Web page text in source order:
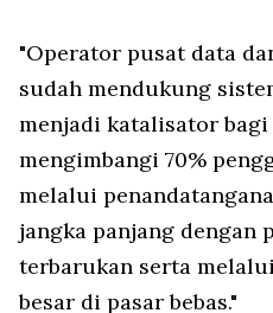
"Operator pusat data
sudah mendukung
menjadi katalisator
mengimbangi 70%
melalui
jangka panjang dengan
terbarukan serta
besar di pasar bebas."